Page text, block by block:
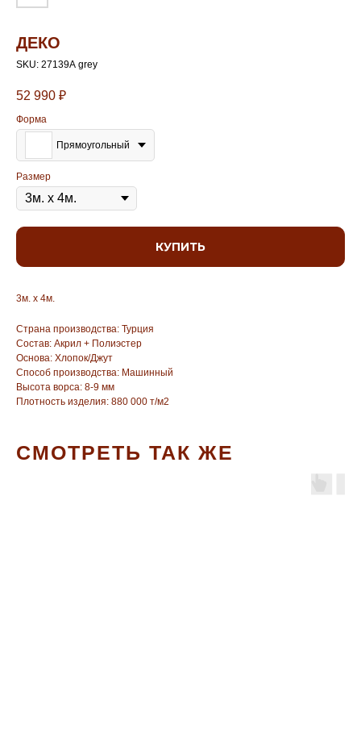
ДЕКО
SKU: 27139А grey
52 990 ₽
Форма
Прямоугольный
Размер
КУПИТЬ
3м. х 4м.
Страна производства: Турция
Состав: Акрил + Полиэстер
Основа: Хлопок/Джут
Способ производства: Машинный
Высота ворса: 8-9 мм
Плотность изделия: 880 000 т/м2
СМОТРЕТЬ ТАК ЖЕ